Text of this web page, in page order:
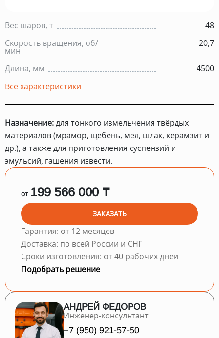
Вес шаров, т
48
Скорость вращения, об/
мин
20,7
Длина, мм
4500
Все характеристики
Назначение:для тонкого измельчения твёрдых
материалов (мрамор, щебень, мел, шлак, керамзит и
др.), а также для приготовления суспензий и
эмульсий, гашения извести.
от 199 566 000 ₸
ЗАКАЗАТЬ
Гарантия: от 12 месяцев
Доставка: по всей России и СНГ
Сроки изготовления: от 40 рабочих дней
Подобрать решение
АНДРЕЙ ФЕДОРОВ
Инженер-консультант
+7 (950) 921-57-50